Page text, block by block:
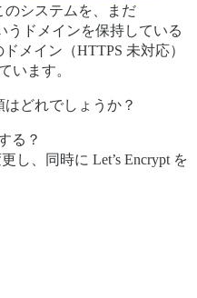
のシステムを、まだ
うドメインを保持している
メイン（HTTPS 未対応）
います。
はどれでしょうか？
る？
し、同時に Let’s Encrypt を